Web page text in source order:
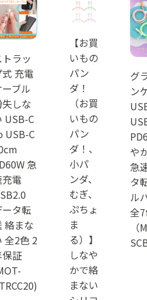
ラッ
充電
ブル
しな
USB-C
USB-C
急
電
タ転
絡まな
全2色 2
証
【お買
いもの
パン
ダ！
（お買
いもの
パン
ダ！、
小パ
ンダ、
むぎ、
ぷちょ
ま
る）】
しなや
かで絡
まない
グ
ン
や
急
タ
ル
全
（